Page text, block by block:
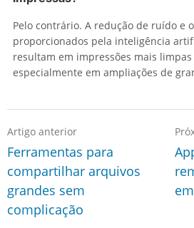
Pelo contrário. A redução de ruído e
proporcionados pela inteligência
resultam em impressões mais
especialmente em ampliações de
Artigo anterior
Ferramentas para
compartilhar arquivos
grandes sem
complicação